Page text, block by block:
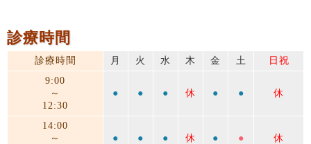
診療時間
診療時間 月 火 水 木 金 土
日祝
9:00
～
12:30
● ● ● 休 ● ● 休
14:00
～
● ● ● 休 ● ● 休